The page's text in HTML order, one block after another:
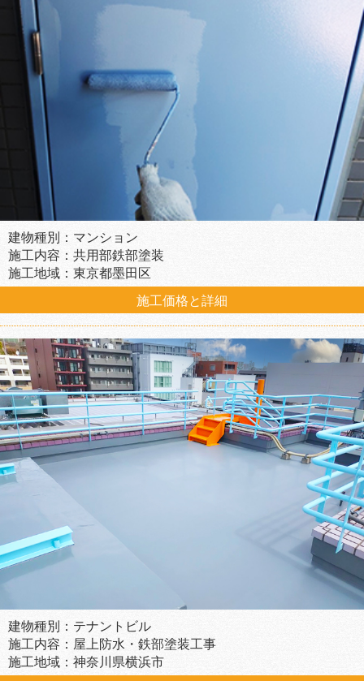
建物種別：マンション
施工内容：共用部鉄部塗装
施工地域：東京都墨田区
施工価格と詳細
建物種別：テナントビル
施工内容：屋上防水・鉄部塗装工事
施工地域：神奈川県横浜市